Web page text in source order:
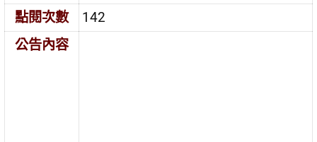
點閱次數
142
公告內容